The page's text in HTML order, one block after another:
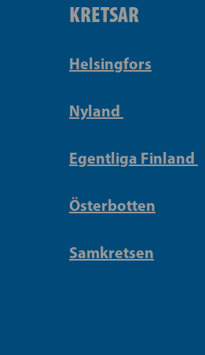
KRETSAR
Helsingfors
Nyland
Egentliga Finland
Österbotten
Samkretsen